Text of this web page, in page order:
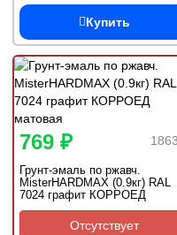
Купить
769 ₽
Грунт-эмаль по ржавч.
MisterHARDMAX (0.9кг) RAL
7024 графит КОРРОЕД
матовая
Отсутствует